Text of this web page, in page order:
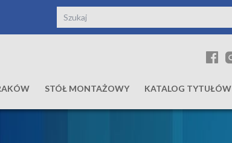
STÓŁ MONTAŻOWY KATALOG TYTUŁÓW